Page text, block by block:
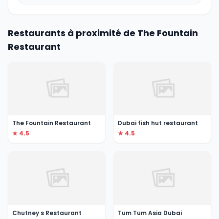
Restaurants à proximité de The Fountain
Restaurant
The Fountain Restaurant
★ 4.5
Dubai fish hut restaurant
★ 4.5
Chutney s Restaurant
Tum Tum Asia Dubai